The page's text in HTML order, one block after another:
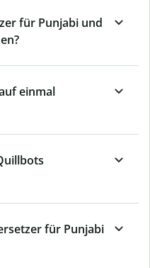
für Punjabi und
einmal
für Punjabi